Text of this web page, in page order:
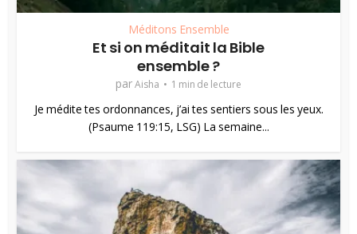
Méditons Ensemble
Et si on méditait la Bible
ensemble ?
parAisha 1 min de lecture
Je médite tes ordonnances, j’ai tes sentiers sous les yeux.
(Psaume 119:15, LSG) La semaine...